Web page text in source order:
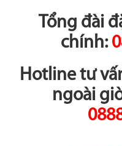
Tổng đài
chính:
Hotline tư
ngoài